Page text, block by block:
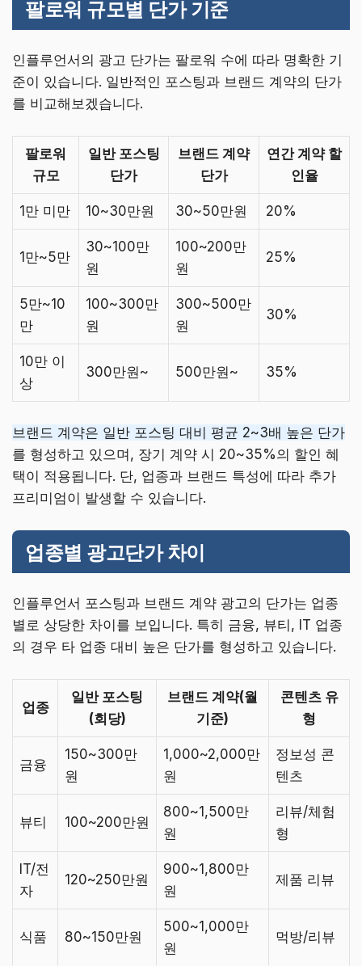
팔로워 규모별 단가 기준
인플루언서의 광고 단가는 팔로워 수에 따라 명확한 기
준이 있습니다. 일반적인 포스팅과 브랜드 계약의 단가
를 비교해보겠습니다.
팔로워
규모
일반 포스팅
단가
브랜드 계약
단가
연간 계약 할
인율
1만 미만 10~30만원 30~50만원 20%
1만~5만
30~100만
원
100~200만
원
25%
5만~10
만
100~300만
원
300~500만
원
30%
10만 이
상
300만원~ 500만원~ 35%
브랜드 계약은 일반 포스팅 대비 평균 2~3배 높은 단가
를 형성하고 있으며, 장기 계약 시 20~35%의 할인 혜
택이 적용됩니다. 단, 업종과 브랜드 특성에 따라 추가
프리미엄이 발생할 수 있습니다.
업종별 광고단가 차이
인플루언서 포스팅과 브랜드 계약 광고의 단가는 업종
별로 상당한 차이를 보입니다. 특히 금융, 뷰티, IT 업종
의 경우 타 업종 대비 높은 단가를 형성하고 있습니다.
업종
일반 포스팅
(회당)
브랜드 계약(월
기준)
콘텐츠 유
형
금융
150~300만
원
1,000~2,000만
원
정보성 콘
텐츠
뷰티 100~200만원
800~1,500만
원
리뷰/체험
형
IT/전
자
120~250만원
900~1,800만
원
제품 리뷰
식품 80~150만원
500~1,000만
원
먹방/리뷰